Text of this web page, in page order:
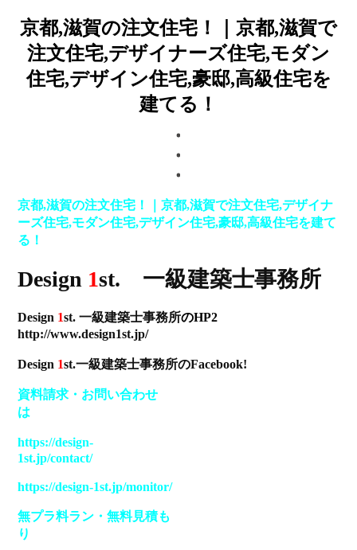
京都,滋賀の注文住宅！｜京都,滋賀で
注文住宅,デザイナーズ住宅,モダン
住宅,デザイン住宅,豪邸,高級住宅を
建てる！
京都,滋賀の注文住宅！｜京都,滋賀で注文住宅,デザイナ
ーズ住宅,モダン住宅,デザイン住宅,豪邸,高級住宅を建て
る！
Design 1st. 一級建築士事務所
Design 1st. 一級建築士事務所のHP2
http://www.design1st.jp/
Design 1st.一級建築士事務所のFacebook!
資料請求・ お問い合わせ
は
https://design-
1st.jp/contact/
https://design-1st.jp/monitor/
無プラ料ラン ・無料見積も
り